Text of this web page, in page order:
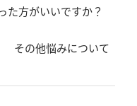
た方がいいですか？
その他悩みについて